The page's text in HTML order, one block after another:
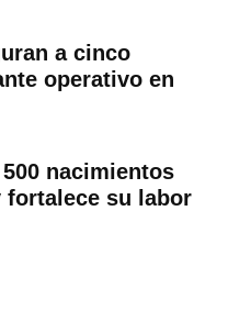
a cinco
operativo en
nacimientos
fortalece su labor